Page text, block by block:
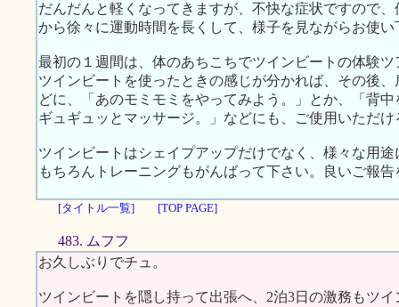
だんだんと軽くなってきますが、不快な症状ですので
から徐々に運動時間を長くして、様子を見ながらお使い
最初の１週間は、体のあちこちでツインビートの体験
ツインビートを使ったときの感じが分かれば、その後
どに、「あのモミモミをやってみよう。」とか、「背
ギュギュッとマッサージ。」などにも、ご使用いただ
ツインビートはシェイプアップだけでなく、様々な用
もちろんトレーニングもがんばって下さい。良いご報
[タイトル一覧] [TOP PAGE]
483. ムフフ
お久しぶりでチュ。
ツインビートを隠し持って出張へ、2泊3日の激務もツ